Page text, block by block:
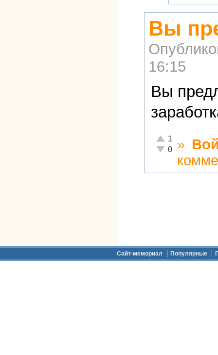
Вы
16:15
Вы
Отлично!
1
Неадекватно!
0 »
Сайт-мемориал Популярные